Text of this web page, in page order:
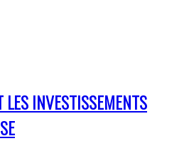
LES INVESTISSEMENTS